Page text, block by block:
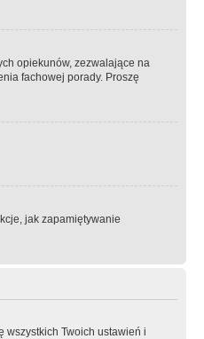
opiekunów, zezwalające na
fachowej porady. Proszę
jak zapamiętywanie
wszystkich Twoich ustawień i